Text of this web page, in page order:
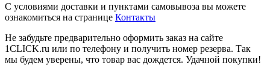
С условиями доставки и пунктами самовывоза вы можете
ознакомиться на странице Контакты
Не забудьте предварительно оформить заказ на сайте
1CLICK.ru или по телефону и получить номер резерва. Так
мы будем уверены, что товар вас дождется. Удачной покупки!